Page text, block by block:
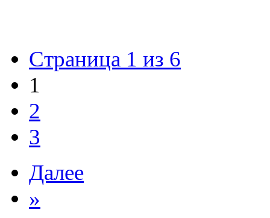
Страница 1 из 6
1
2
3
Далее
»